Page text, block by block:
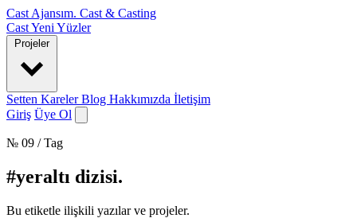
Cast Ajansım. Cast & Casting
CastYeni Yüzler
Projeler
Setten KarelerBlog Hakkımızda İletişim
Giriş Üye Ol
№ 09 / Tag
#yeraltı dizisi.
Bu etiketle ilişkili yazılar ve projeler.